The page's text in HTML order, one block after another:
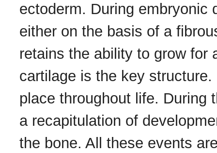
ectoderm. During embryonic
either on the basis of a
retains the ability to grow for
cartilage is the key
place throughout life. During
a recapitulation of
the bone. All these events